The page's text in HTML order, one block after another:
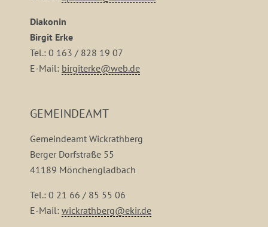
Diakonin
Birgit Erke
Tel.: 0 163 / 828 19 07
E-Mail: birgiterke@web.de
GEMEINDEAMT
Gemeindeamt Wickrathberg
Berger Dorfstraße 55
41189 Mönchengladbach
Tel.: 0 21 66 / 85 55 06
E-Mail: wickrathberg@ekir.de